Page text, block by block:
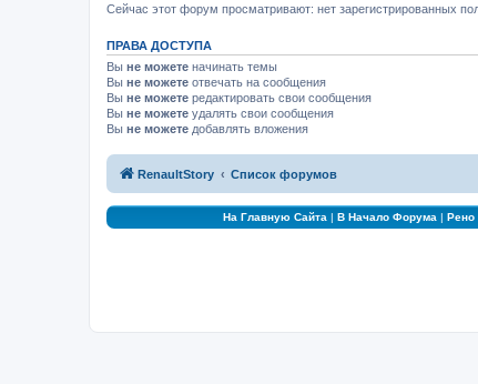
Сейчас этот форум просматривают: нет зарегистрированных
ПРАВА ДОСТУПА
Вы не можете начинать темы
Вы не можете отвечать на сообщения
Вы не можете редактировать свои сообщения
Вы не можете удалять свои сообщения
Вы не можете добавлять вложения
RenaultStory Список форумов
На Главную Сайта | В Начало Форума | Рено